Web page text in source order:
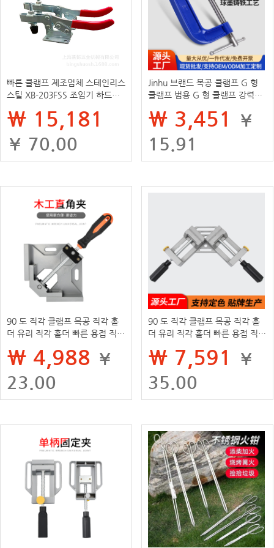
빠른 클램프 제조업체 스테인리스
스틸 XB-203FSS 조임기 하드웨
₩ 15,181
¥ 70.00
Jinhu 브랜드 목공 클램프 G 형
클램프 범용 G 형 클램프 강력한
g 형
₩ 3,451
¥
15.91
90 도 직각 클램프 목공 직각 홀
더 유리 직각 홀더 빠른 용접 직각
₩ 4,988 ¥
23.00
90 도 직각 클램프 목공 직각 홀
더 유리 직각 홀더 빠른 용접 직각
₩ 7,591
¥
35.00